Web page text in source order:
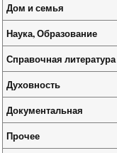
Дом и семья
Наука, Образование
Справочная литература
Духовность
Документальная
Прочее